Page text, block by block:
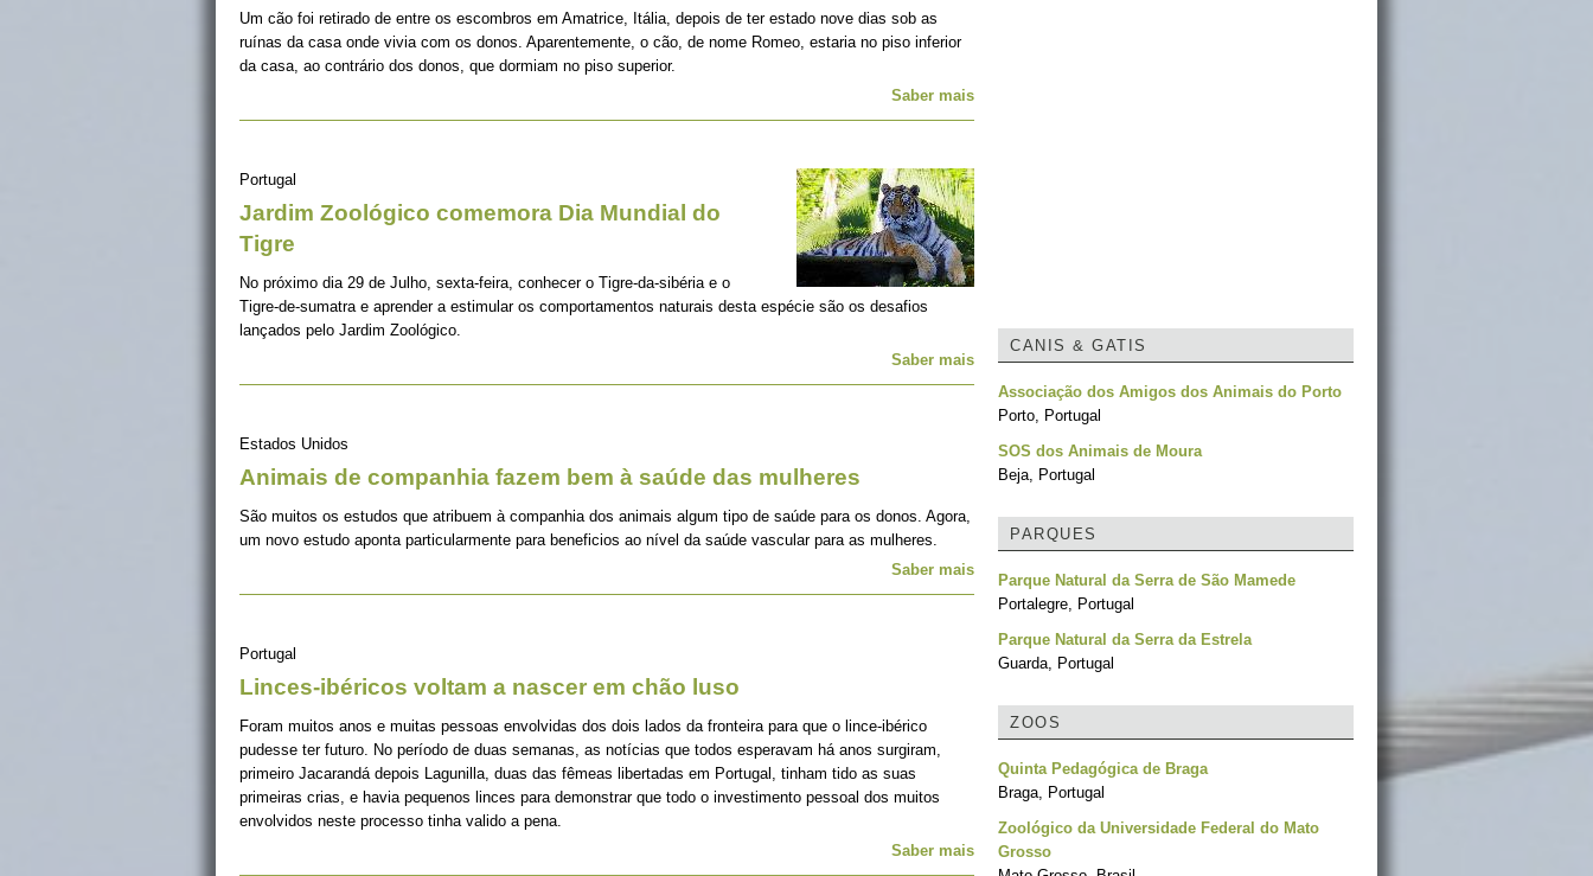
Um cão foi retirado de entre os escombros em Amatrice, Itália, depois de ter estado nove dias sob as
ruínas da casa onde vivia com os donos. Aparentemente, o cão, de nome Romeo, estaria no piso inferior
da casa, ao contrário dos donos, que dormiam no piso superior.
Saber mais
Portugal
Jardim Zoológico comemora Dia Mundial do
Tigre
No próximo dia 29 de Julho, sexta-feira, conhecer o Tigre-da-sibéria e o
Tigre-de-sumatra e aprender a estimular os comportamentos naturais desta espécie são os desafios
lançados pelo Jardim Zoológico.
Saber mais
Estados Unidos
Animais de companhia fazem bem à saúde das mulheres
São muitos os estudos que atribuem à companhia dos animais algum tipo de saúde para os donos. Agora,
um novo estudo aponta particularmente para beneficios ao nível da saúde vascular para as mulheres.
Saber mais
Portugal
Linces-ibéricos voltam a nascer em chão luso
Foram muitos anos e muitas pessoas envolvidas dos dois lados da fronteira para que o lince-ibérico
pudesse ter futuro. No período de duas semanas, as notícias que todos esperavam há anos surgiram,
primeiro Jacarandá depois Lagunilla, duas das fêmeas libertadas em Portugal, tinham tido as suas
primeiras crias, e havia pequenos linces para demonstrar que todo o investimento pessoal dos muitos
envolvidos neste processo tinha valido a pena.
Saber mais
CANIS & GATIS
Associação dos Amigos dos Animais do Porto
Porto, Portugal
SOS dos Animais de Moura
Beja, Portugal
PARQUES
Parque Natural da Serra de São Mamede
Portalegre, Portugal
Parque Natural da Serra da Estrela
Guarda, Portugal
ZOOS
Quinta Pedagógica de Braga
Braga, Portugal
Zoológico da Universidade Federal do Mato
Grosso